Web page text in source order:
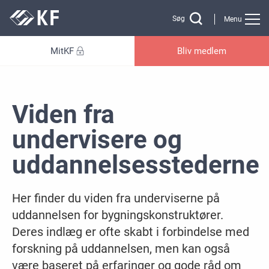
Menu
Søg
MitKF Bliv medlem
Viden fra
undervisere og
uddannelsesstederne
Her finder du viden fra underviserne på
uddannelsen for bygningskonstruktører.
Deres indlæg er ofte skabt i forbindelse med
forskning på uddannelsen, men kan også
være baseret på erfaringer og gode råd om